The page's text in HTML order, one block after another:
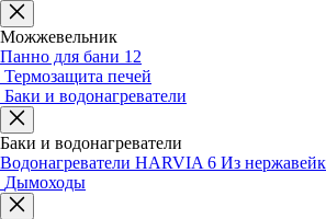
Можжевельник
Панно для бани 12
Термозащита печей
Баки и водонагреватели
Баки и водонагреватели
Водонагреватели HARVIA 6 Из
Дымоходы